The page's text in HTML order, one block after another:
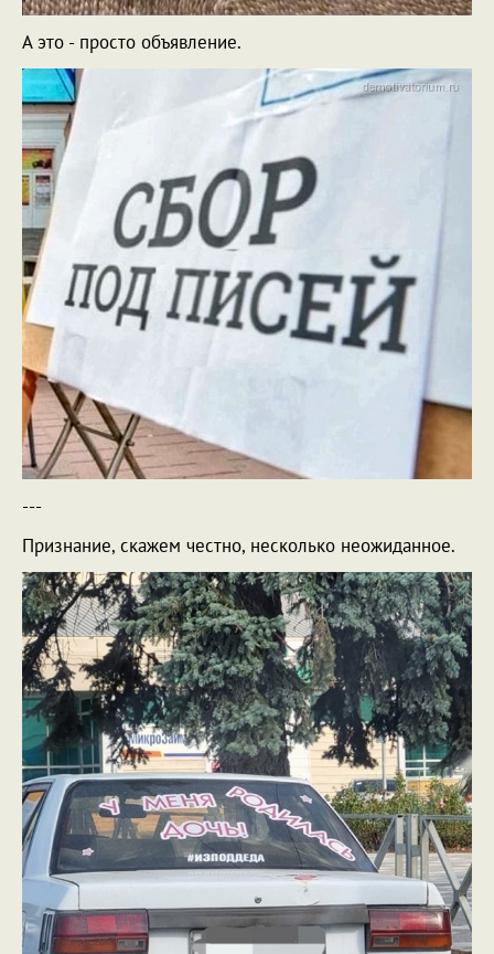
А это - просто объявление.
---
Признание, скажем честно, несколько неожиданное.